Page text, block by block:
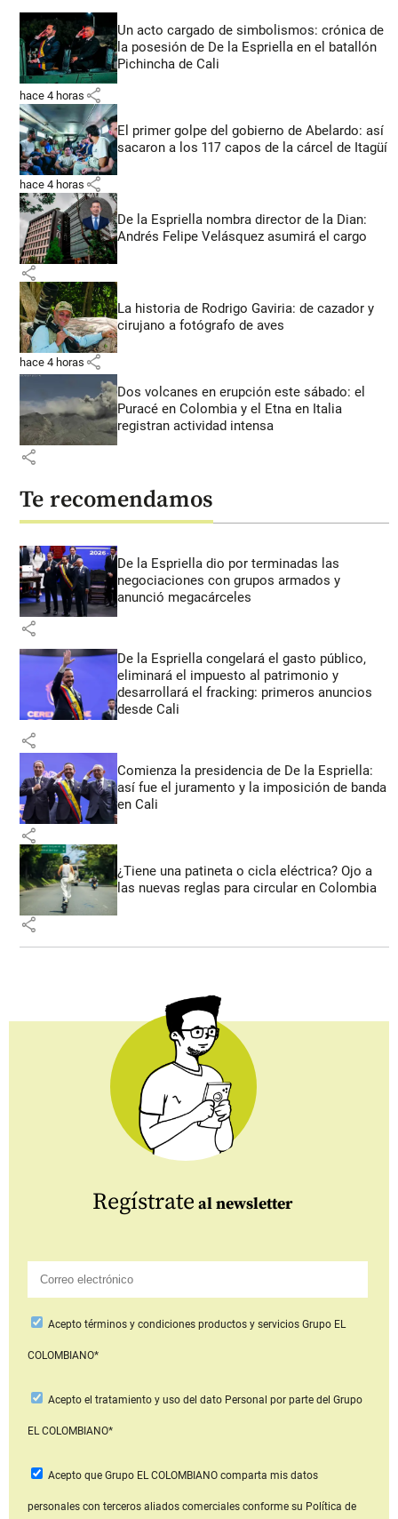
Un acto cargado de simbolismos: crónica de
la posesión de De la Espriella en el batallón
Pichincha de Cali
hace 4 horas share
El primer golpe del gobierno de Abelardo: así
sacaron a los 117 capos de la cárcel de Itagüí
hace 4 horas share
De la Espriella nombra director de la Dian:
Andrés Felipe Velásquez asumirá el cargo
share
La historia de Rodrigo Gaviria: de cazador y
cirujano a fotógrafo de aves
hace 4 horas share
Dos volcanes en erupción este sábado: el
Puracé en Colombia y el Etna en Italia
registran actividad intensa
share
Te recomendamos
De la Espriella dio por terminadas las
negociaciones con grupos armados y
anunció megacárceles
share
De la Espriella congelará el gasto público,
eliminará el impuesto al patrimonio y
desarrollará el fracking: primeros anuncios
desde Cali
share
Comienza la presidencia de De la Espriella:
así fue el juramento y la imposición de banda
en Cali
share
¿Tiene una patineta o cicla eléctrica? Ojo a
las nuevas reglas para circular en Colombia
share
Regístrate al newsletter
Aceptotérminos y condiciones productos y serviciosGrupo EL
COLOMBIANO*
Acepto el tratamiento y uso del dato Personal por parte del Grupo
EL COLOMBIANO*
Acepto que Grupo EL COLOMBIANOcomparta mis datos
personales con terceros aliados comerciales conforme su Política de